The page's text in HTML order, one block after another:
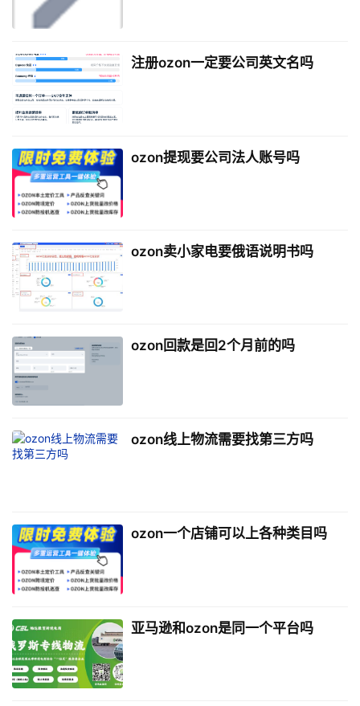
注册ozon一定要公司英文名吗
ozon提现要公司法人账号吗
ozon卖小家电要俄语说明书吗
ozon回款是回2个月前的吗
ozon线上物流需要找第三方吗
ozon一个店铺可以上各种类目吗
亚马逊和ozon是同一个平台吗